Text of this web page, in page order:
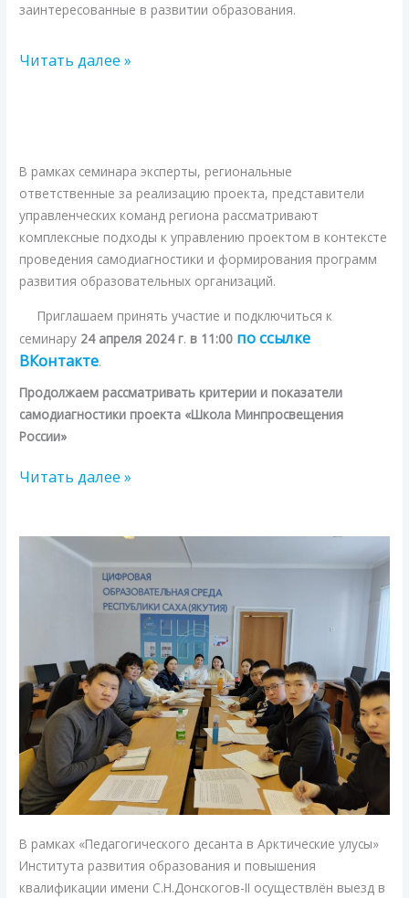
заинтересованные в развитии образования.
Читать далее »
В рамках семинара эксперты, региональные
ответственные за реализацию проекта, представители
управленческих команд региона рассматривают
комплексные подходы к управлению проектом в контексте
проведения самодиагностики и формирования программ
развития образовательных организаций.
Приглашаем принять участие и подключиться к
семинару 24 апреля 2024 г. в 11:00 по ссылке
ВКонтакте.
Продолжаем рассматривать критерии и показатели
самодиагностики проекта «Школа Минпросвещения
России»
ПРОСВЕЩЕНИЯ
ПРОДОЛЖАЕТ
ЦИКЛ
СЕМИНАРОВ
«УПРАВЛЕНЧЕСКАЯ
СРЕДА»
Читать далее »
В рамках «Педагогического десанта в Арктические улусы»
Института развития образования и повышения
квалификации имени С.Н.Донскогов-II осуществлён выезд в
Готовимся